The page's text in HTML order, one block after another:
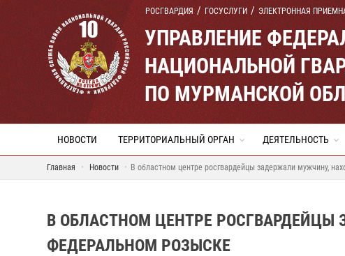
РОСГВАРДИЯ ГОСУСЛУГИ ЭЛЕКТРОННАЯ
УПРАВЛЕНИЕ
НАЦИОНАЛЬНОЙ
ПО МУРМАНСКОЙ
НОВОСТИ ТЕРРИТОРИАЛЬНЫЙ ОРГАН ДЕЯТЕЛЬНОСТЬ
Главная Новости В областном центре росгвардейцы задержали мужчину,
В ОБЛАСТНОМ ЦЕНТРЕ
ФЕДЕРАЛЬНОМ РОЗЫСКЕ